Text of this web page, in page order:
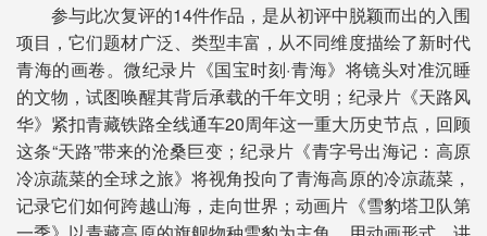
参与此次复评的14件作品，是从初评中脱颖而出的入围
项目，它们题材广泛、类型丰富，从不同维度描绘了新时代
青海的画卷。微纪录片《国宝时刻·青海》将镜头对准沉睡
的文物，试图唤醒其背后承载的千年文明；纪录片《天路风
华》紧扣青藏铁路全线通车20周年这一重大历史节点，回顾
这条“天路”带来的沧桑巨变；纪录片《青字号出海记：高原
冷凉蔬菜的全球之旅》将视角投向了青海高原的冷凉蔬菜，
记录它们如何跨越山海，走向世界；动画片《雪豹塔卫队第